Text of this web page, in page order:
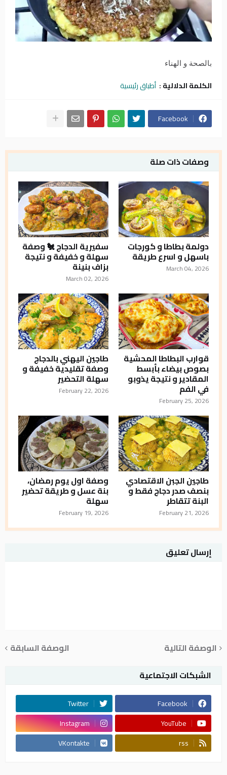
بالصحة و الهناء
الكلمة الدلالية : أطباق رئيسية
Facebook
وصفات ذات صلة
دولمة بطاطا و كورجات
باسهل و اسرع طريقة
March 04, 2026
سفيرية الدجاج 🐔 وصفة
سهلة و خفيفة و نتيجة
بزاف بنينة
March 02, 2026
قوارب البطاطا المحشية
بصوص بيضاء بأبسط
المقادير و نتيجة يذوبو
في الفم
February 25, 2026
طاجين اليهني بالدجاج
وصفة تقليدية خفيفة و
سهلة التحضير
February 22, 2026
طاجين الجبن الاقتصادي
بنصف صدر دجاج فقط و
البنة تتقاطر
February 21, 2026
وصفة اول يوم رمضان،
بنة عسل و طريقة تحضير
سهلة
February 19, 2026
إرسال تعليق
الوصفة التالية
الوصفة السابقة
الشبكات الاجتماعية
Facebook
Twitter
YouTube
Instagram
rss
VKontakte